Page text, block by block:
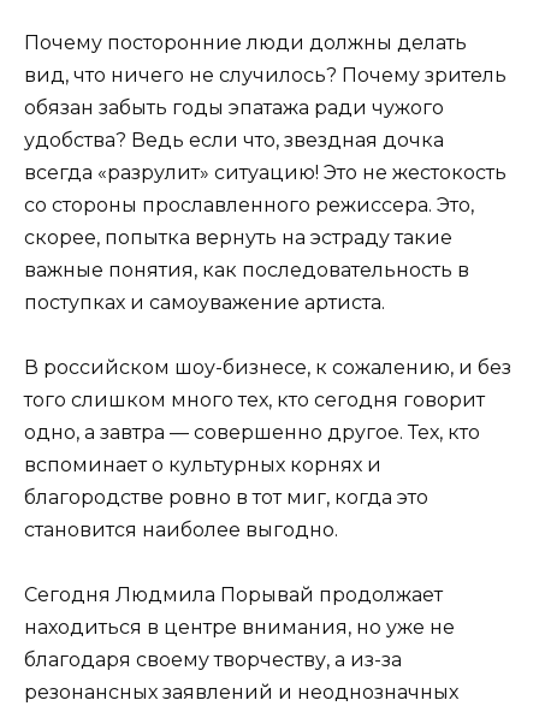
Почему посторонние люди должны делать
вид, что ничего не случилось? Почему зритель
обязан забыть годы эпатажа ради чужого
удобства? Ведь если что, звездная дочка
всегда «разрулит» ситуацию! Это не жестокость
со стороны прославленного режиссера. Это,
скорее, попытка вернуть на эстраду такие
важные понятия, как последовательность в
поступках и самоуважение артиста.
В российском шоу-бизнесе, к сожалению, и без
того слишком много тех, кто сегодня говорит
одно, а завтра — совершенно другое. Тех, кто
вспоминает о культурных корнях и
благородстве ровно в тот миг, когда это
становится наиболее выгодно.
Сегодня Людмила Порывай продолжает
находиться в центре внимания, но уже не
благодаря своему творчеству, а из-за
резонансных заявлений и неоднозначных